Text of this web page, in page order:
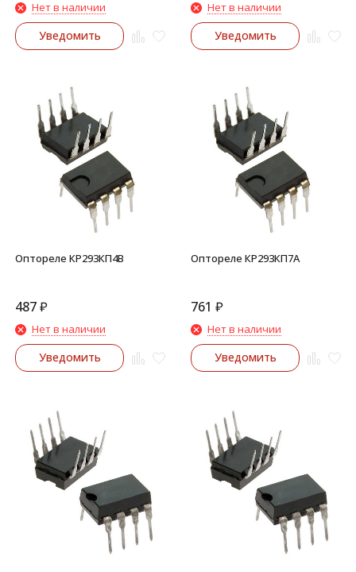
Нет в наличии
Уведомить
Нет в наличии
Уведомить
Оптореле КР293КП4В
487₽
Нет в наличии
Уведомить
Оптореле КР293КП7А
761 ₽
Нет в наличии
Уведомить